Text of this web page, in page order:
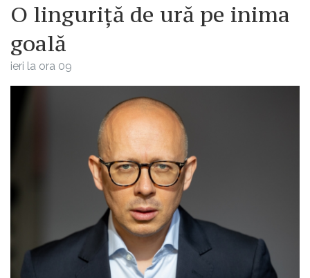
O linguriță de ură pe inima
goală
ieri la ora 09